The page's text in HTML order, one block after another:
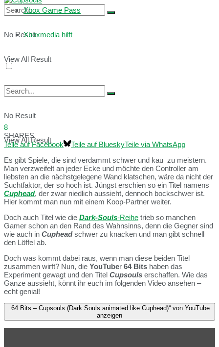
No Result
View All Result
Xbox Game Pass
Xboxmedia hilft
No Result
View All Result
8
SHARES
Teile auf Facebook
Teile auf BlueskyTeile via WhatsApp
Es gibt Spiele, die sind verdammt schwer und kau zu meistern.
Man verzweifelt an jeder Ecke und möchte den Controller am
liebsten an die nächstgelegene Wand klatschen, wäre da nicht der
Suchtfaktor, der so hoch ist. Jüngst erschien so ein Titel namens
Cuphead, der zwar niedlich aussieht, dennoch bockschwer ist.
Hier kommt man nun mit einem Koop-Partner weiter.
Doch auch Titel wie die Dark-Souls-Reihe trieb so manchen
Gamer schon an den Rand des Wahnsinns, denn die Gegner sind
wie auch in Cuphead schwer zu knacken und man gibt schnell
den Löffel ab.
Doch was kommt dabei raus, wenn man diese beiden Titel
zusammen wirft? Nun, die YouTuber 64 Bits haben das
Experiment gewagt und den Titel Cupsouls erschaffen. Wie das
Ganze aussieht, könnt ihr euch im folgenden Video ansehen –
echt genial!
„64 Bits – Cupsouls (Dark Souls animated like Cuphead)“ von YouTube
anzeigen